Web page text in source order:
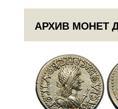
АРХИВ МОНЕТ